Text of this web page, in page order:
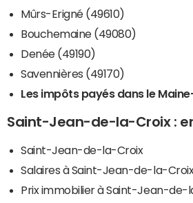
Mûrs-Erigné (49610)
Bouchemaine (49080)
Denée (49190)
Savennières (49170)
Les impôts payés dans le
Saint-Jean-de-la-Croix :
Saint-Jean-de-la-Croix
Salaires à Saint-Jean-de-la-
Prix immobilier à Saint-Jean-de-